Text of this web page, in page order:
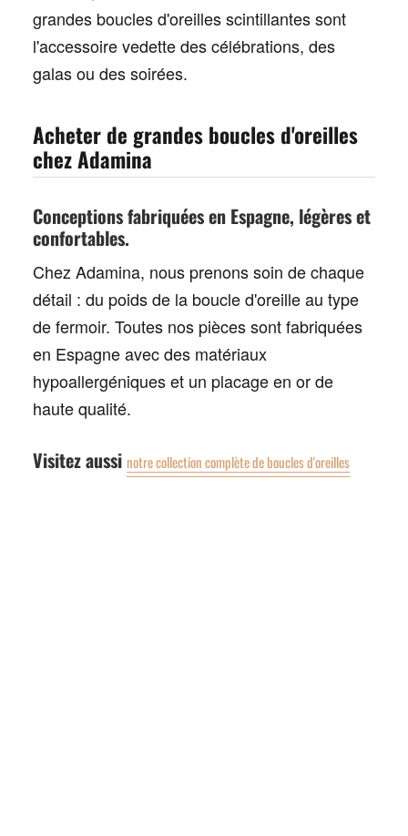
grandes boucles d'oreilles scintillantessont
l'accessoire vedette des célébrations, des
galas ou des soirées.
Acheter de grandes boucles d'oreilles
chez Adamina
Conceptions fabriquées en Espagne, légères et
confortables.
Chez Adamina, nous prenons soin de chaque
détail : du poids de la boucle d'oreille au type
de fermoir. Toutes nos pièces sont fabriquées
en Espagne avec des matériaux
hypoallergéniques et un placage en or de
haute qualité.
Visitez aussi notre collection complète de boucles d'oreilles